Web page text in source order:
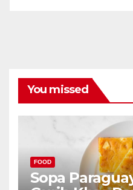
You missed
FOOD
Sopa